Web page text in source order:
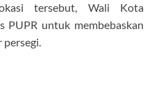
tersebut, Wali Kota
PUPR untuk membebaskan
persegi.